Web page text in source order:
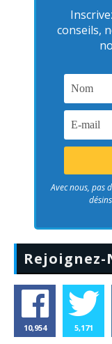
conseils,
Avec nous, pas
Rejoignez-
10,954 5,171